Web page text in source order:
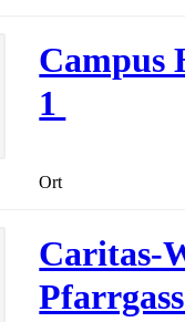
Campus
1
Ort
Caritas-